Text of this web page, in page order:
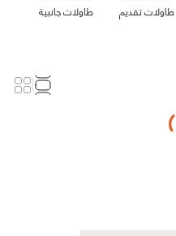
طاولات تقديم طاولات جانبية
Loading...